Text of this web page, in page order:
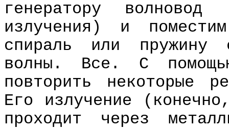
генератору волновод
излучения) и
спираль или
волны. Все. С
повторить некоторые
Его излучение
проходит через